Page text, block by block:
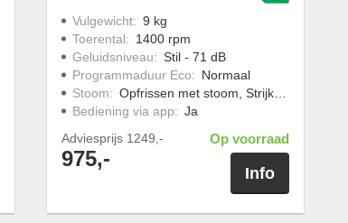
Vulgewicht: 9 kg
Toerental: 1400 rpm
Geluidsniveau: Stil - 71 dB
Programmaduur Eco: Normaal
Stoom: Opfrissen met stoom, Strijkwerk verminderen
Bediening via app: Ja
Adviesprijs 1249,-
975,-
Op voorraad
Info